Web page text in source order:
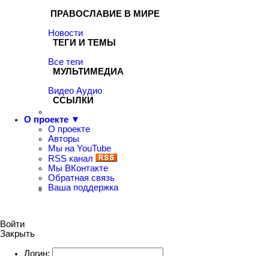
ПРАВОСЛАВИЕ В МИРЕ
Новости
ТЕГИ И ТЕМЫ
Все теги
МУЛЬТИМЕДИА
Видео Аудио
ССЫЛКИ
О проекте ▼
О проекте
Авторы
Мы на YouTube
RSS канал
Мы ВКонтакте
Обратная связь
Ваша поддержка
Войти
Закрыть
Логин: